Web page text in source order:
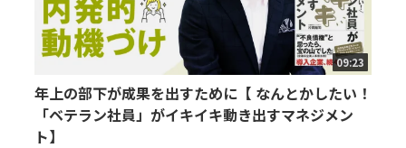
09:23
年上の部下が成果を出すために【 なんとかしたい！
「ベテラン社員」がイキイキ動き出すマネジメン
ト】